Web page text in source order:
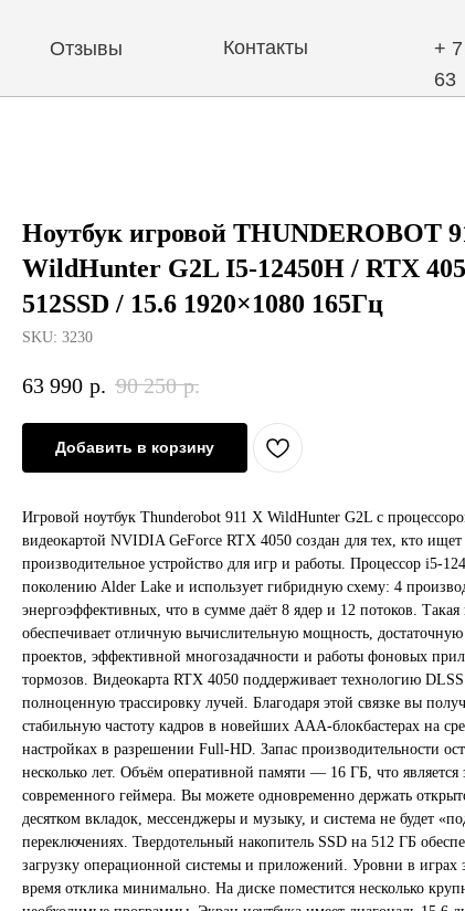
Контакты
Ноутбук игровой THUNDEROBOT
WildHunter G2L I5-12450H / RTX
512SSD / 15.6 1920×1080 165Гц
SKU: 3230
63 990 р. 90 250 р.
Добавить в корзину
Игровой ноутбук Thunderobot 911 X WildHunter G2L с
видеокартой NVIDIA GeForce RTX 4050 создан для тех, кто
производительное устройство для игр и работы. Процессор i5-
поколению Alder Lake и использует гибридную схему: 4
энергоэффективных, что в сумме даёт 8 ядер и 12 потоков.
обеспечивает отличную вычислительную мощность,
проектов, эффективной многозадачности и работы фоновых
тормозов. Видеокарта RTX 4050 поддерживает технологию
полноценную трассировку лучей. Благодаря этой связке вы
стабильную частоту кадров в новейших ААА-блокбастерах на
настройках в разрешении Full-HD. Запас производительности
несколько лет. Объём оперативной памяти — 16 ГБ, что является
современного геймера. Вы можете одновременно держать
десятком вкладок, мессенджеры и музыку, и система не будет
переключениях. Твердотельный накопитель SSD на 512 ГБ
загрузку операционной системы и приложений. Уровни в играх
время отклика минимально. На диске поместится несколько